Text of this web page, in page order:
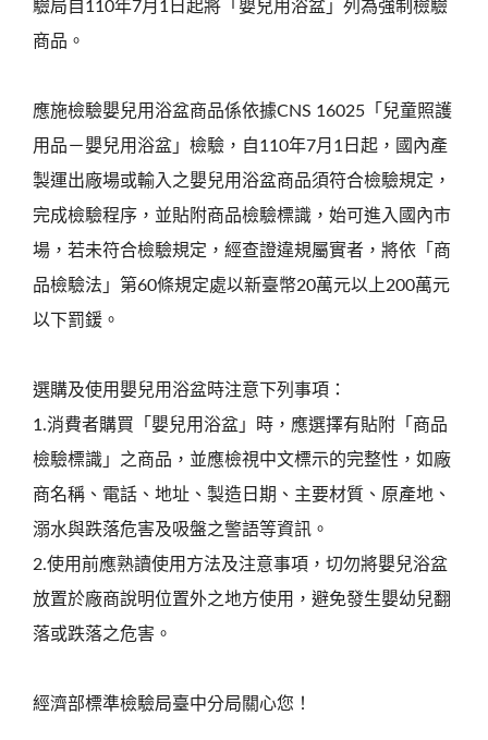
驗局自110年7月1日起將「嬰兒用浴盆」列為強制檢驗
商品。
應施檢驗嬰兒用浴盆商品係依據CNS 16025「兒童照護
用品－嬰兒用浴盆」檢驗，自110年7月1日起，國內產
製運出廠場或輸入之嬰兒用浴盆商品須符合檢驗規定，
完成檢驗程序，並貼附商品檢驗標識，始可進入國內市
場，若未符合檢驗規定，經查證違規屬實者，將依「商
品檢驗法」第60條規定處以新臺幣20萬元以上200萬元
以下罰鍰。
選購及使用嬰兒用浴盆時注意下列事項：
1.消費者購買「嬰兒用浴盆」時，應選擇有貼附「商品
檢驗標識」之商品，並應檢視中文標示的完整性，如廠
商名稱、電話、地址、製造日期、主要材質、原產地、
溺水與跌落危害及吸盤之警語等資訊。
2.使用前應熟讀使用方法及注意事項，切勿將嬰兒浴盆
放置於廠商說明位置外之地方使用，避免發生嬰幼兒翻
落或跌落之危害。
經濟部標準檢驗局臺中分局關心您！